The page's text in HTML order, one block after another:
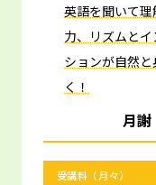
英語を聞いて理
力、リズムと
ションが自然と
く！
月
受講料（月々）